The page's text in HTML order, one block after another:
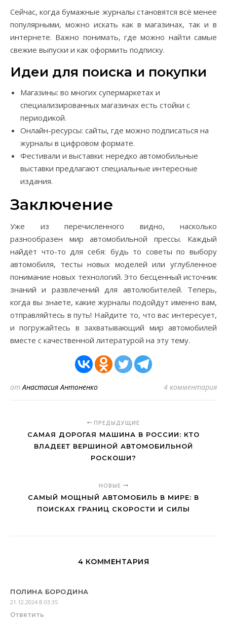
Сейчас, когда бумажные журналы становятся всё менее
популярными, можно искать как в магазинах, так и в
интернете. Важно понимать, где можно найти самые
свежие выпуски и как оформить подписку.
Идеи для поиска и покупки
Магазины: во многих супермаркетах и
специализированных магазинах есть стойки с
периодикой.
Онлайн-ресурсы: сайты, где можно подписаться на
журналы в цифровом формате.
Фестивали и выставки: нередко автомобильные
выставки предлагают специальные интересные
издания.
Заключение
Уже из перечисленного видно, насколько
разнообразен мир автомобильной прессы. Каждый
найдёт что-то для себя: будь то советы по выбору
автомобиля, тесты новых моделей или углубленное
понимание новых технологий. Это бесценный источник
знаний и развлечений для автолюбителей. Теперь,
когда вы знаете, какие журналы подойдут именно вам,
отправляйтесь в путь! Найдите то, что вас интересует,
и погружайтесь в захватывающий мир автомобилей
вместе с качественной литературой на эту тему.
отАнастасия Антоненко 4 комментария
ПРЕДЫДУЩИЕ
САМАЯ ДОРОГАЯ МАШИНА В РОССИИ: КТО
ВЛАДЕЕТ ВЕРШИНОЙ АВТОМОБИЛЬНОЙ
РОСКОШИ?
НОВЫЕ
САМЫЙ МОЩНЫЙ АВТОМОБИЛЬ В МИРЕ: В
ПОИСКАХ ГРАНИЦ СКОРОСТИ И СИЛЫ
4 КОММЕНТАРИЯ
ПОЛИНА БОРОДИНА
21.12.2024 В 03:35
Ответить